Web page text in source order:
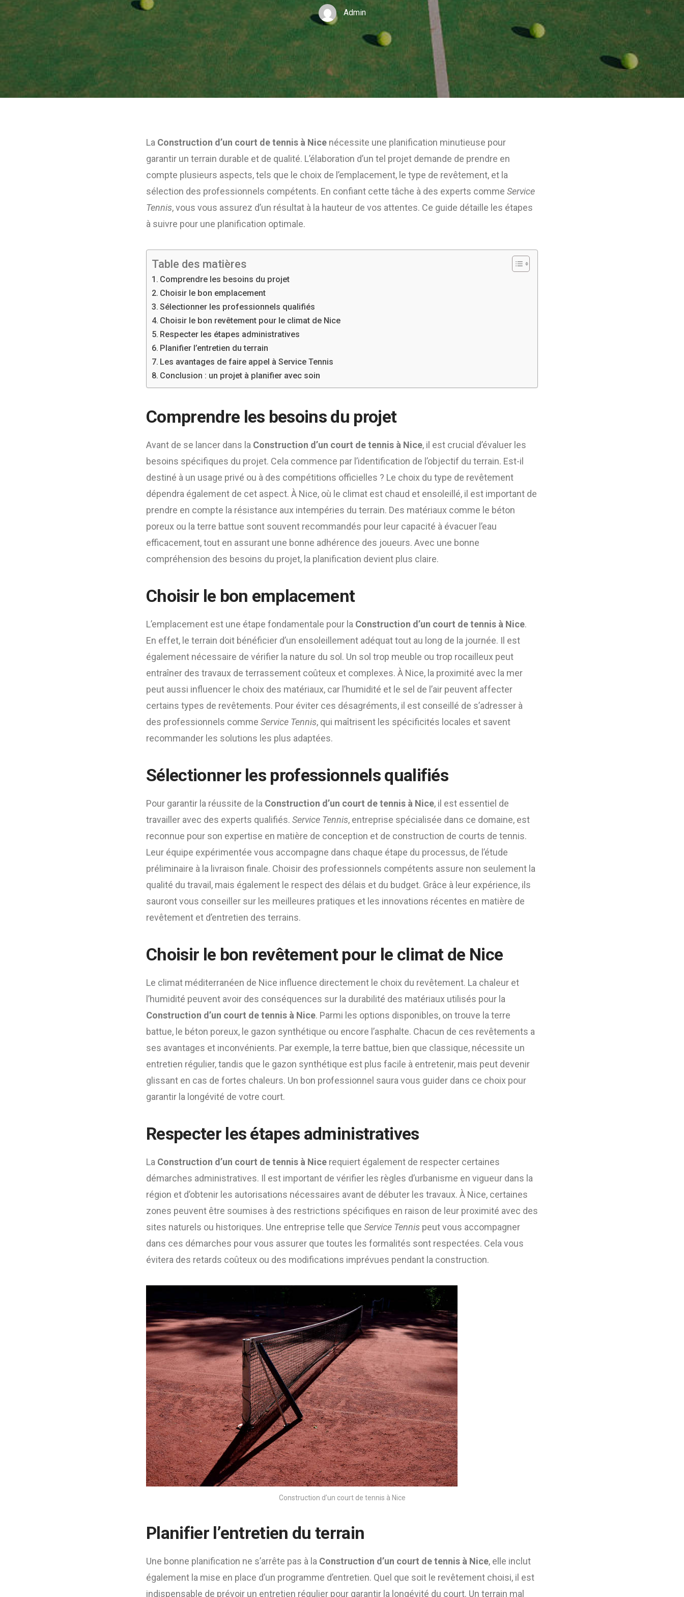
Admin
La Construction d’un court de tennis à Nice nécessite une planification minutieuse pour
garantir un terrain durable et de qualité. L’élaboration d’un tel projet demande de prendre en
compte plusieurs aspects, tels que le choix de l’emplacement, le type de revêtement, et la
sélection des professionnels compétents. En confiant cette tâche à des experts comme Service
Tennis, vous vous assurez d’un résultat à la hauteur de vos attentes. Ce guide détaille les étapes
à suivre pour une planification optimale.
Table des matières
Comprendre les besoins du projet
Choisir le bon emplacement
Sélectionner les professionnels qualifiés
Choisir le bon revêtement pour le climat de Nice
Respecter les étapes administratives
Planifier l’entretien du terrain
Les avantages de faire appel à Service Tennis
Conclusion : un projet à planifier avec soin
Comprendre les besoins du projet
Avant de se lancer dans la Construction d’un court de tennis à Nice, il est crucial d’évaluer les
besoins spécifiques du projet. Cela commence par l’identification de l’objectif du terrain. Est-il
destiné à un usage privé ou à des compétitions officielles ? Le choix du type de revêtement
dépendra également de cet aspect. À Nice, où le climat est chaud et ensoleillé, il est important de
prendre en compte la résistance aux intempéries du terrain. Des matériaux comme le béton
poreux ou la terre battue sont souvent recommandés pour leur capacité à évacuer l’eau
efficacement, tout en assurant une bonne adhérence des joueurs. Avec une bonne
compréhension des besoins du projet, la planification devient plus claire.
Choisir le bon emplacement
L’emplacement est une étape fondamentale pour la Construction d’un court de tennis à Nice.
En effet, le terrain doit bénéficier d’un ensoleillement adéquat tout au long de la journée. Il est
également nécessaire de vérifier la nature du sol. Un sol trop meuble ou trop rocailleux peut
entraîner des travaux de terrassement coûteux et complexes. À Nice, la proximité avec la mer
peut aussi influencer le choix des matériaux, car l’humidité et le sel de l’air peuvent affecter
certains types de revêtements. Pour éviter ces désagréments, il est conseillé de s’adresser à
des professionnels comme Service Tennis, qui maîtrisent les spécificités locales et savent
recommander les solutions les plus adaptées.
Sélectionner les professionnels qualifiés
Pour garantir la réussite de la Construction d’un court de tennis à Nice, il est essentiel de
travailler avec des experts qualifiés. Service Tennis, entreprise spécialisée dans ce domaine, est
reconnue pour son expertise en matière de conception et de construction de courts de tennis.
Leur équipe expérimentée vous accompagne dans chaque étape du processus, de l’étude
préliminaire à la livraison finale. Choisir des professionnels compétents assure non seulement la
qualité du travail, mais également le respect des délais et du budget. Grâce à leur expérience, ils
sauront vous conseiller sur les meilleures pratiques et les innovations récentes en matière de
revêtement et d’entretien des terrains.
Choisir le bon revêtement pour le climat de Nice
Le climat méditerranéen de Nice influence directement le choix du revêtement. La chaleur et
l’humidité peuvent avoir des conséquences sur la durabilité des matériaux utilisés pour la
Construction d’un court de tennis à Nice. Parmi les options disponibles, on trouve la terre
battue, le béton poreux, le gazon synthétique ou encore l’asphalte. Chacun de ces revêtements a
ses avantages et inconvénients. Par exemple, la terre battue, bien que classique, nécessite un
entretien régulier, tandis que le gazon synthétique est plus facile à entretenir, mais peut devenir
glissant en cas de fortes chaleurs. Un bon professionnel saura vous guider dans ce choix pour
garantir la longévité de votre court.
Respecter les étapes administratives
La Construction d’un court de tennis à Nice requiert également de respecter certaines
démarches administratives. Il est important de vérifier les règles d’urbanisme en vigueur dans la
région et d’obtenir les autorisations nécessaires avant de débuter les travaux. À Nice, certaines
zones peuvent être soumises à des restrictions spécifiques en raison de leur proximité avec des
sites naturels ou historiques. Une entreprise telle que Service Tennis peut vous accompagner
dans ces démarches pour vous assurer que toutes les formalités sont respectées. Cela vous
évitera des retards coûteux ou des modifications imprévues pendant la construction.
Construction d’un court de tennis à Nice
Planifier l’entretien du terrain
Une bonne planification ne s’arrête pas à la Construction d’un court de tennis à Nice, elle inclut
également la mise en place d’un programme d’entretien. Quel que soit le revêtement choisi, il est
indispensable de prévoir un entretien régulier pour garantir la longévité du court. Un terrain mal